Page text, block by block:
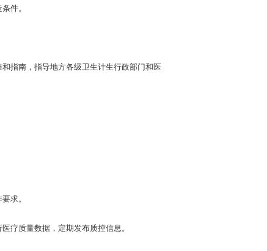
件。
指南，指导地方各级卫生计生行政部门和医
求。
质量数据，定期发布质控信息。